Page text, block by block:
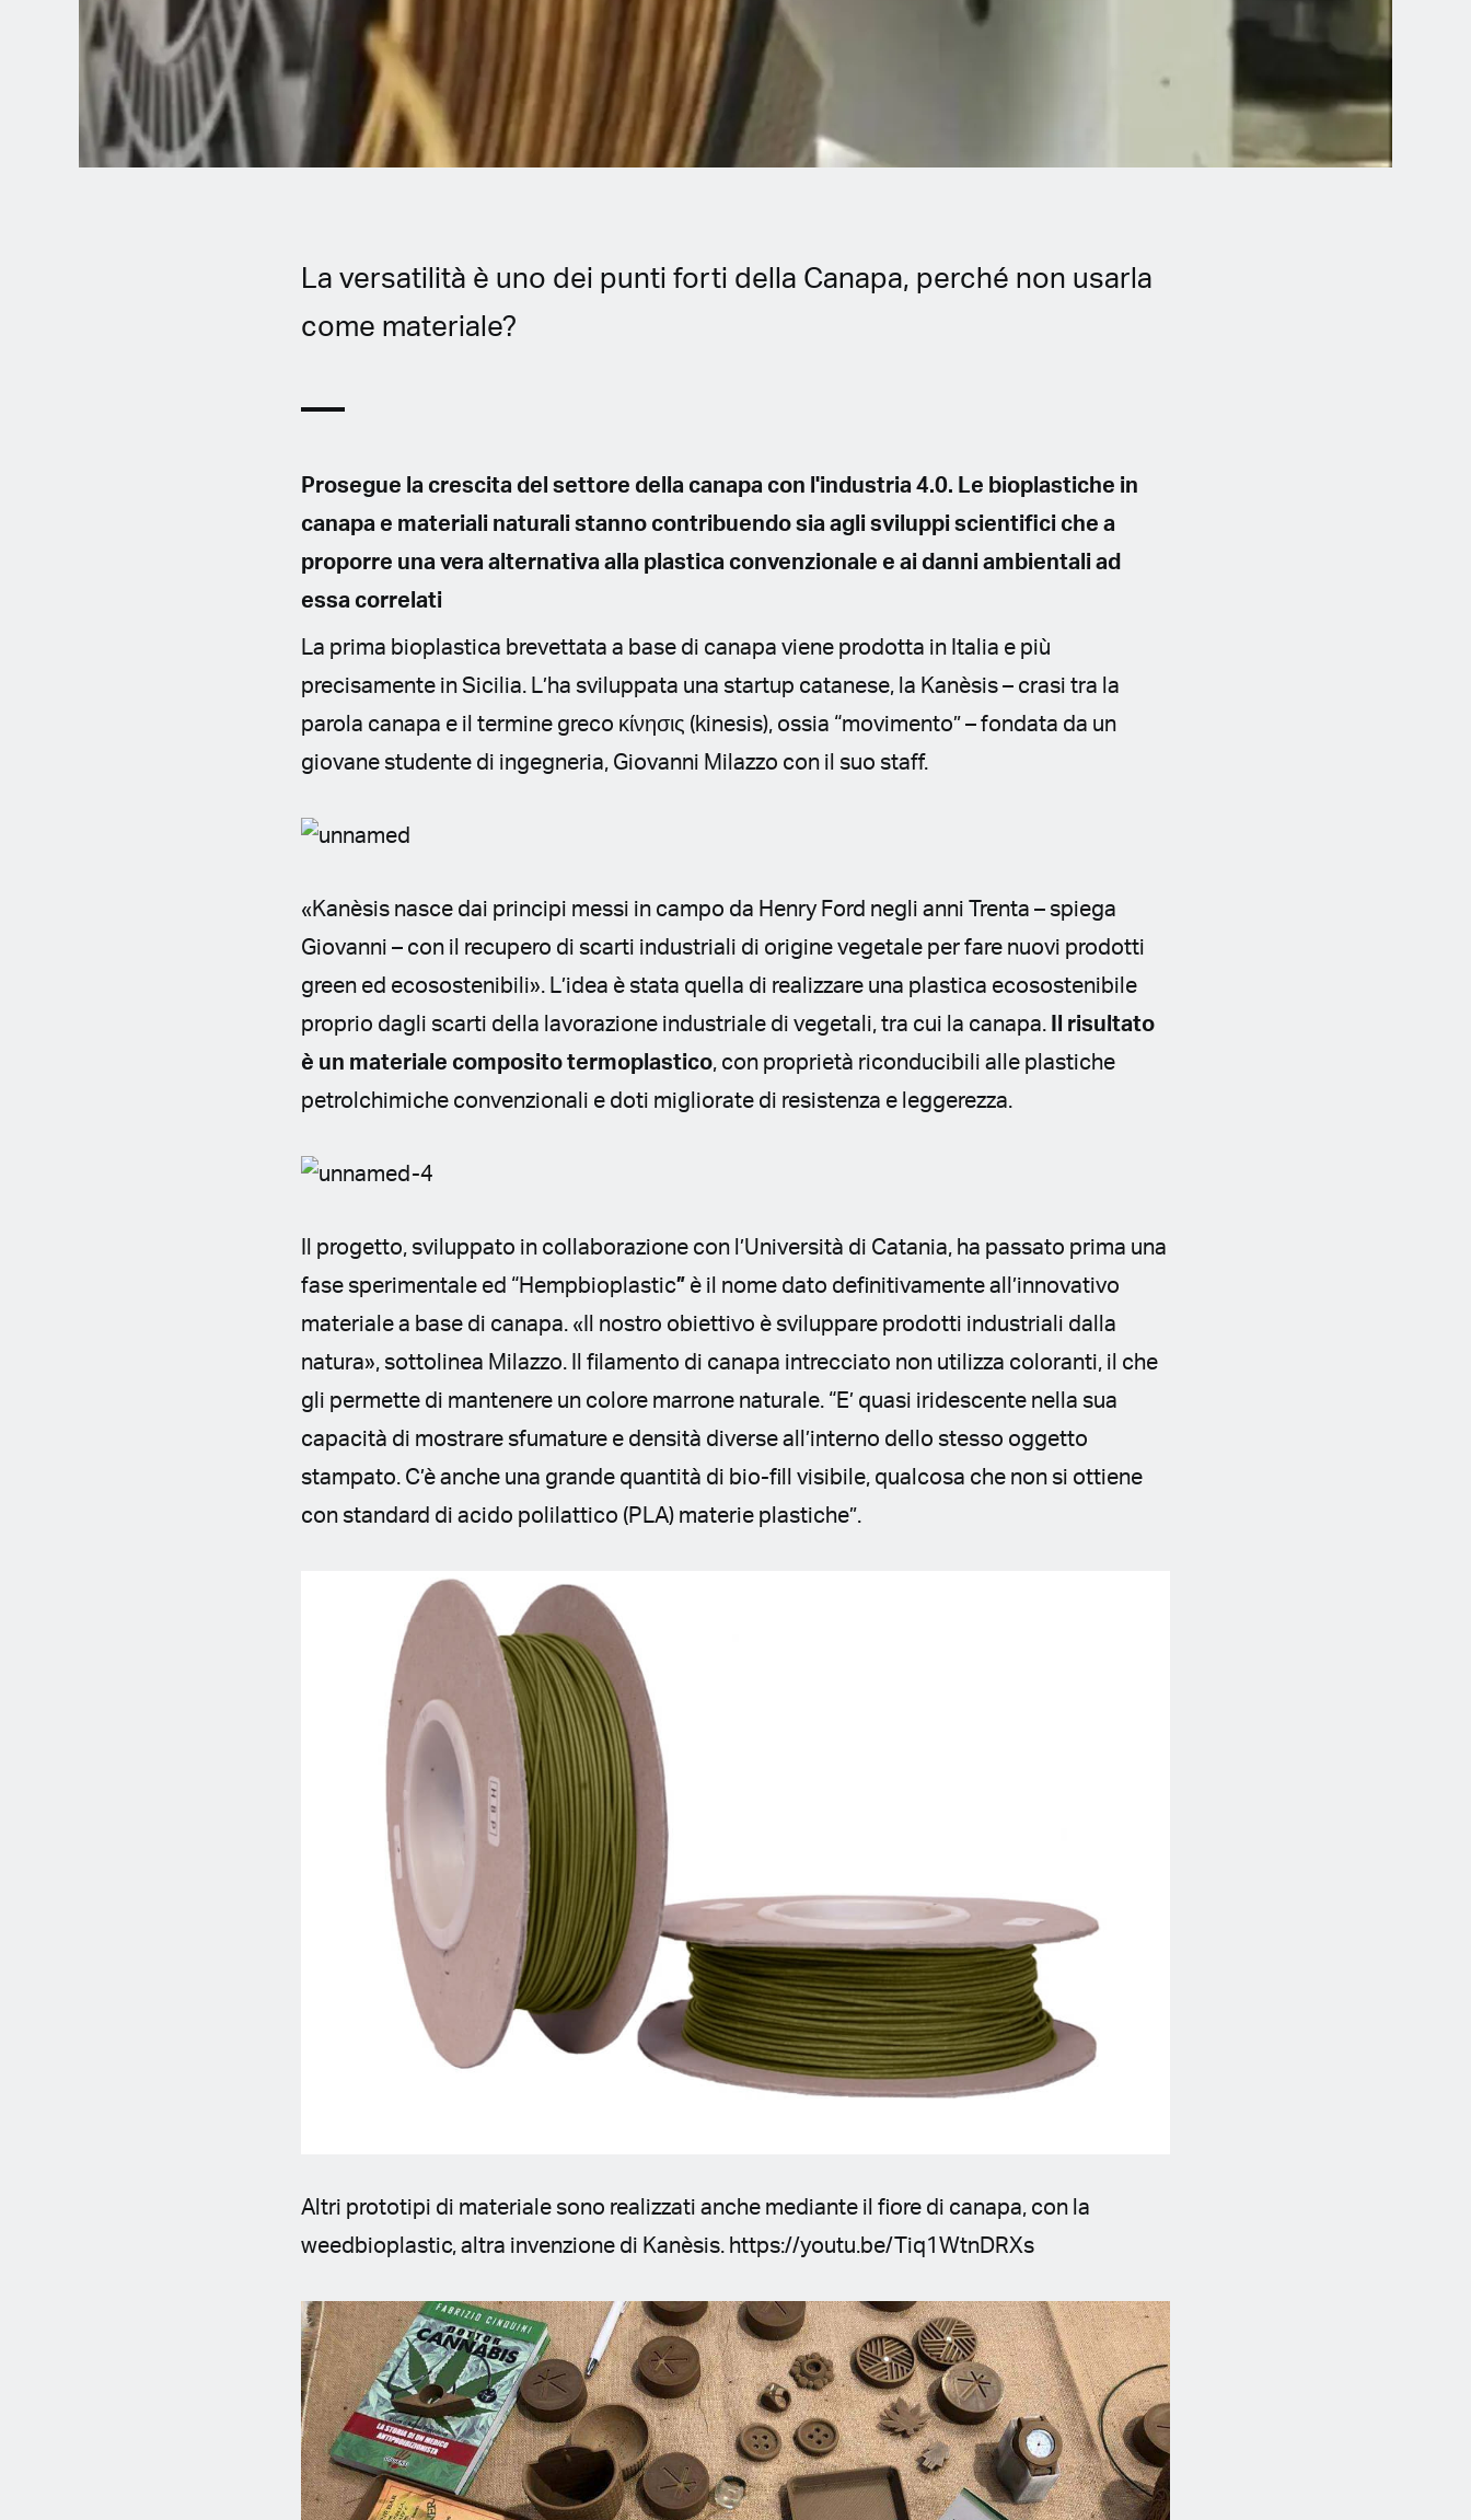
La versatilità è uno dei punti forti della Canapa, perché non usarla
come materiale?
Prosegue la crescita del settore della canapa con l'industria 4.0. Le bioplastiche in
canapa e materiali naturali stanno contribuendo sia agli sviluppi scientifici che a
proporre una vera alternativa alla plastica convenzionale e ai danni ambientali ad
essa correlati
La prima bioplastica brevettata a base di canapa viene prodotta in Italia e più
precisamente in Sicilia. L’ha sviluppata una startup catanese, la Kanèsis – crasi tra la
parola canapa e il termine greco κίνησις (kinesis), ossia “movimento” – fondata da un
giovane studente di ingegneria, Giovanni Milazzo con il suo staff.
«Kanèsis nasce dai principi messi in campo da Henry Ford negli anni Trenta – spiega
Giovanni – con il recupero di scarti industriali di origine vegetale per fare nuovi prodotti
green ed ecosostenibili». L’idea è stata quella di realizzare una plastica ecosostenibile
proprio dagli scarti della lavorazione industriale di vegetali, tra cui la canapa.
Il risultato
è un materiale composito termoplastico, con proprietà riconducibili alle plastiche
petrolchimiche convenzionali e doti migliorate di resistenza e leggerezza.
Il progetto, sviluppato in collaborazione con l’Università di Catania, ha passato prima una
fase sperimentale ed “Hempbioplastic” è il nome dato definitivamente all’innovativo
materiale a base di canapa. «Il nostro obiettivo è sviluppare prodotti industriali dalla
natura», sottolinea Milazzo. Il filamento di canapa intrecciato non utilizza coloranti, il che
gli permette di mantenere un colore marrone naturale. “E’ quasi iridescente nella sua
capacità di mostrare sfumature e densità diverse all’interno dello stesso oggetto
stampato. C’è anche una grande quantità di bio-fill visibile, qualcosa che non si ottiene
con standard di acido polilattico (PLA) materie plastiche”.
Altri prototipi di materiale sono realizzati anche mediante il fiore di canapa, con la
weedbioplastic, altra invenzione di Kanèsis. https://youtu.be/Tiq1WtnDRXs